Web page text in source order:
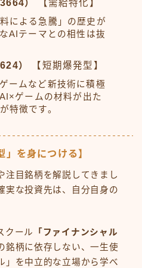
） 【需給特化】
による急騰」の歴史が
AIテーマとの相性は抜
） 【短期爆発型】
ームなど新技術に積極
ゲームの材料が出た
特徴です。
」を身につける】
注目銘柄を解説してきまし
実な投資先は、自分自身の
クール
「ファイナンシャル
銘柄に依存しない、一生使
」を中立的な立場から学べ